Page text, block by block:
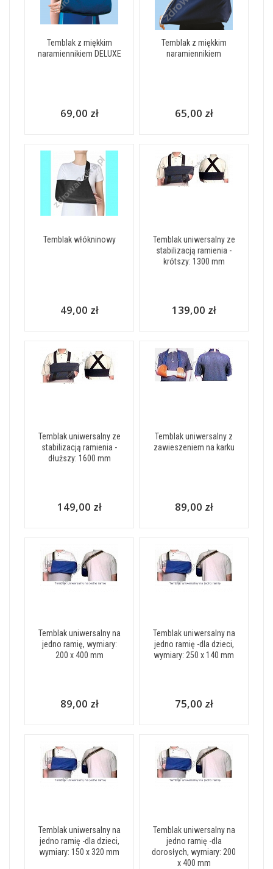
Temblak z miękkim
naramiennikiem DELUXE
69,00 zł
Temblak z miękkim
naramiennikiem
65,00 zł
Temblak włókninowy
49,00 zł
Temblak uniwersalny ze
stabilizacją ramienia -
krótszy: 1300 mm
139,00 zł
Temblak uniwersalny ze
stabilizacją ramienia -
dłuższy: 1600 mm
149,00 zł
Temblak uniwersalny z
zawieszeniem na karku
89,00 zł
Temblak uniwersalny na
jedno ramię, wymiary:
200 x 400 mm
89,00 zł
Temblak uniwersalny na
jedno ramię -dla dzieci,
wymiary: 250 x 140 mm
75,00 zł
Temblak uniwersalny na
jedno ramię -dla dzieci,
wymiary: 150 x 320 mm
Temblak uniwersalny na
jedno ramię -dla
dorosłych, wymiary: 200
x 400 mm